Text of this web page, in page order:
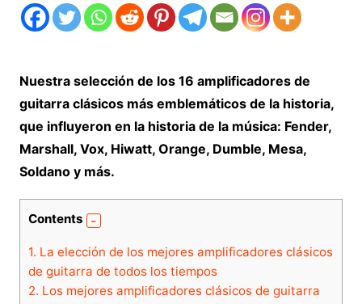
Nuestra selección de los 16 amplificadores de
guitarra clásicos más emblemáticos de la historia,
que influyeron en la historia de la música: Fender,
Marshall, Vox, Hiwatt, Orange, Dumble, Mesa,
Soldano y más.
Contents
1. La elección de los mejores amplificadores clásicos
de guitarra de todos los tiempos
2. Los mejores amplificadores clásicos de guitarra